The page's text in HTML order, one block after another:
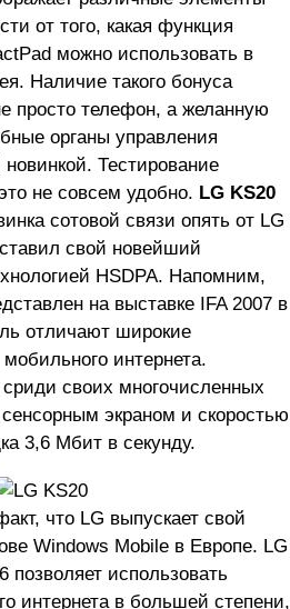
от того, какая функция
можно использовать в
Наличие такого бонуса
просто телефон, а желанную
органы управления
Тестирование
не совсем удобно. LG KS20
сотовой связи опять от LG
свой новейший
HSDPA. Напомним,
на выставке IFA 2007 в
отличают широкие
интернета.
своих многочисленных
экраном и скоростью
3,6 Мбит в секунду.
что LG выпускает свой
Windows Mobile в Европе. LG
позволяет использовать
интернета в большей степени,